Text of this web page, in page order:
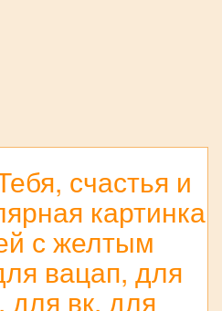
счастья и
картинка
с желтым
вацап, для
для вк, для